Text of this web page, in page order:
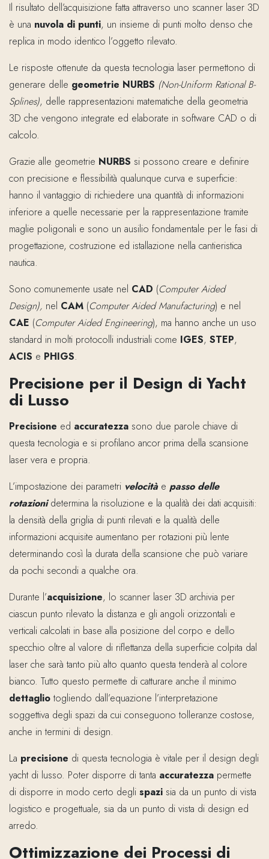
Il risultato dell’acquisizione fatta attraverso uno scanner laser 3D
è una nuvola di punti, un insieme di punti molto denso che
replica in modo identico l’oggetto rilevato.
Le risposte ottenute da questa tecnologia laser permettono di
generare delle geometrie NURBS (Non-Uniform Rational B-
Splines), delle rappresentazioni matematiche della geometria
3D che vengono integrate ed elaborate in software CAD o di
calcolo.
Grazie alle geometrie NURBS si possono creare e definire
con precisione e flessibilità qualunque curva e superficie:
hanno il vantaggio di richiedere una quantità di informazioni
inferiore a quelle necessarie per la rappresentazione tramite
maglie poligonali e sono un ausilio fondamentale per le fasi di
progettazione, costruzione ed istallazione nella cantieristica
nautica.
Sono comunemente usate nel CAD (Computer Aided
Design), nel CAM (Computer Aided Manufacturing) e nel
CAE (Computer Aided Engineering), ma hanno anche un uso
standard in molti protocolli industriali come IGES, STEP,
ACIS e PHIGS.
Precisione per il Design di Yacht
di Lusso
Precisione ed accuratezza sono due parole chiave di
questa tecnologia e si profilano ancor prima della scansione
laser vera e propria.
L’impostazione dei parametri velocitàe passo delle
rotazionidetermina la risoluzione e la qualità dei dati acquisiti:
la densità della griglia di punti rilevati e la qualità delle
informazioni acquisite aumentano per rotazioni più lente
determinando così la durata della scansione che può variare
da pochi secondi a qualche ora.
Durante l’acquisizione, lo scanner laser 3D archivia per
ciascun punto rilevato la distanza e gli angoli orizzontali e
verticali calcolati in base alla posizione del corpo e dello
specchio oltre al valore di riflettanza della superficie colpita dal
laser che sarà tanto più alto quanto questa tenderà al colore
bianco. Tutto questo permette di catturare anche il minimo
dettaglio togliendo dall’equazione l’interpretazione
soggettiva degli spazi da cui conseguono tolleranze costose,
anche in termini di design.
La precisione di questa tecnologia è vitale per il design degli
yacht di lusso. Poter disporre di tanta accuratezza permette
di disporre in modo certo degli spazi sia da un punto di vista
logistico e progettuale, sia da un punto di vista di design ed
arredo.
Ottimizzazione dei Processi di